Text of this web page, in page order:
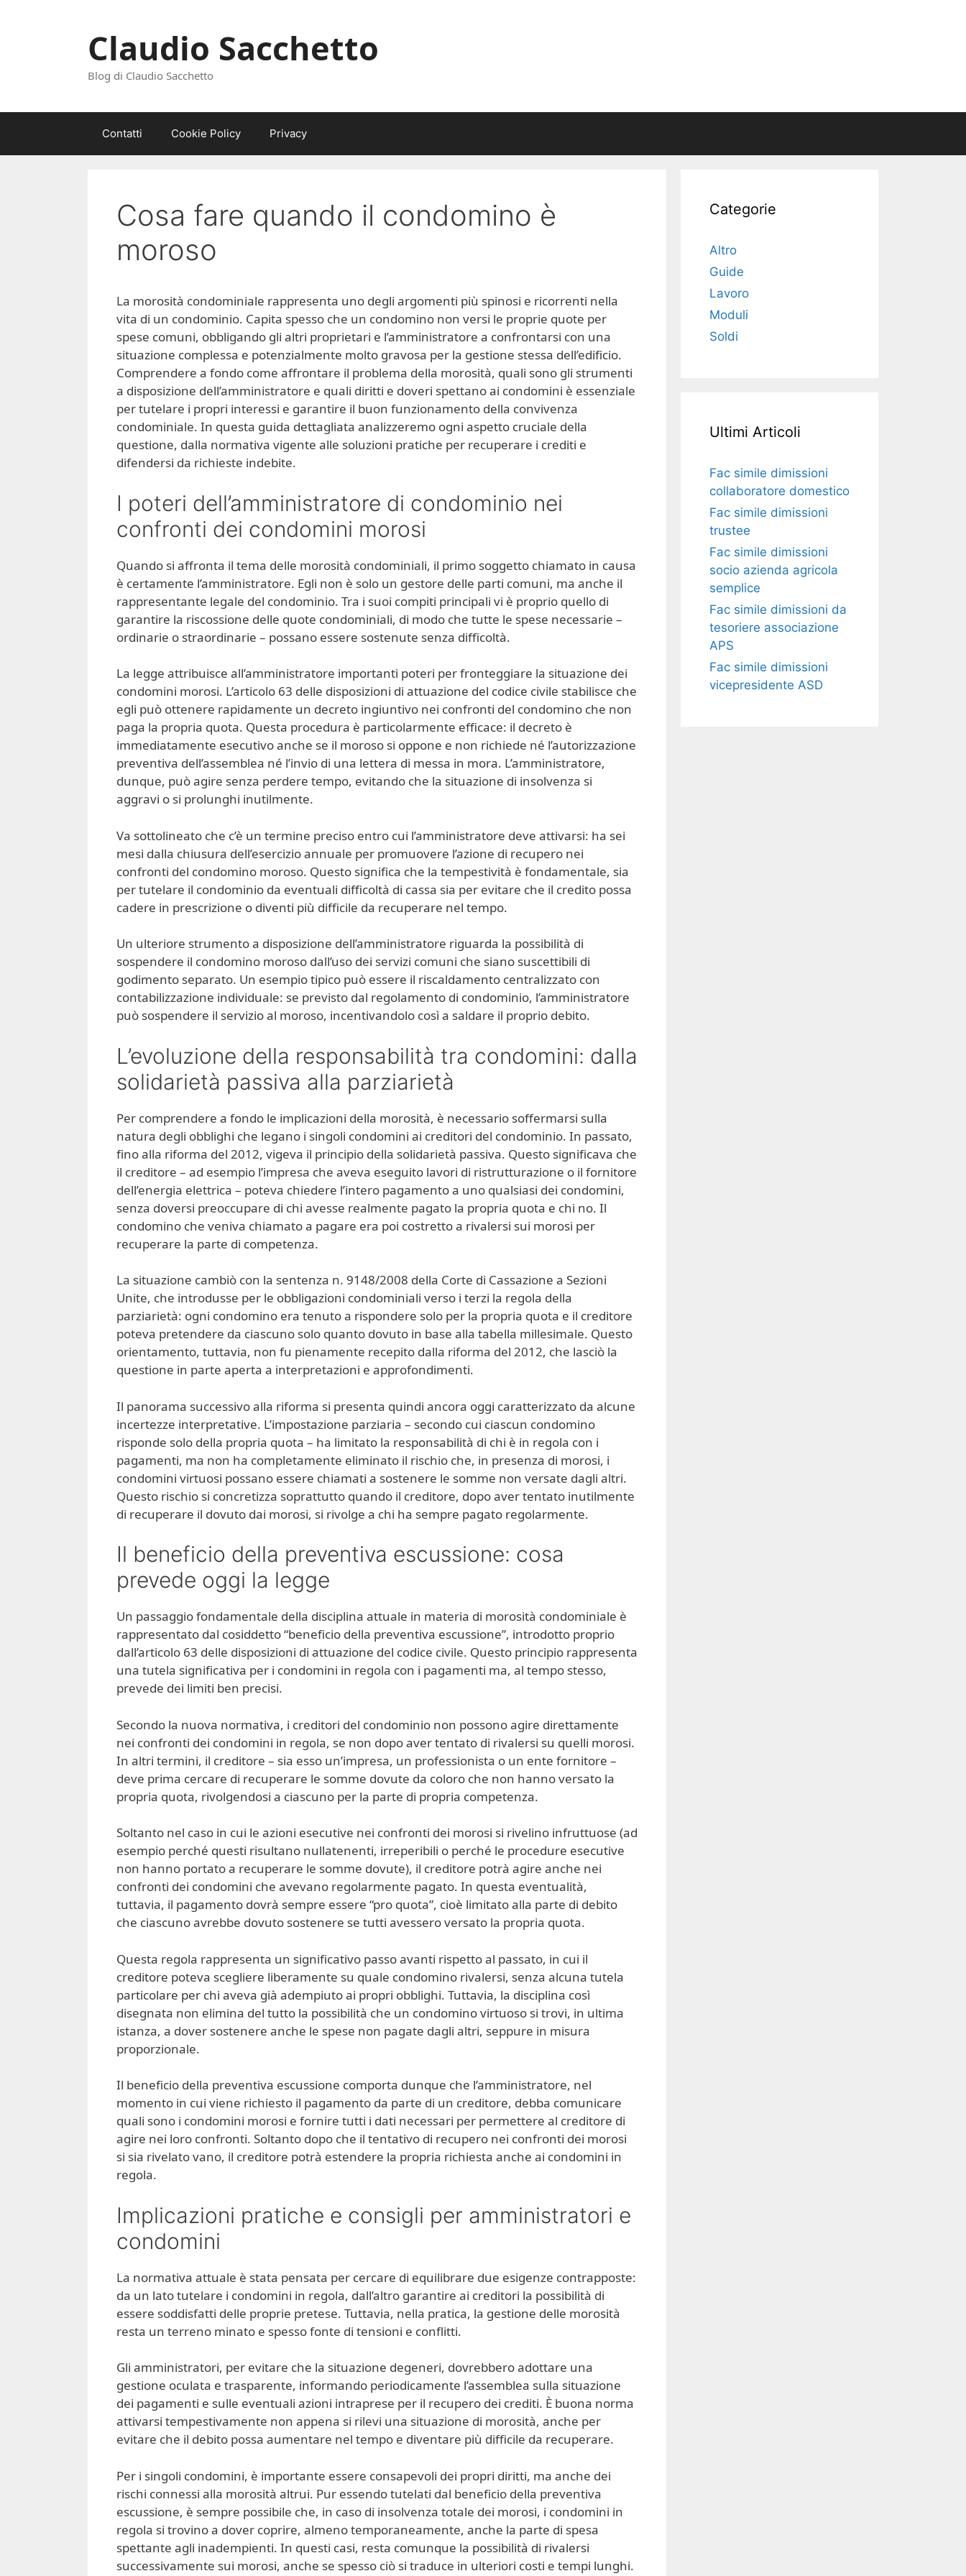
Claudio Sacchetto
Blog di Claudio Sacchetto
Contatti Cookie Policy Privacy
Cosa fare quando il condomino è
moroso
La morosità condominiale rappresenta uno degli argomenti più spinosi e ricorrenti nella
vita di un condominio. Capita spesso che un condomino non versi le proprie quote per
spese comuni, obbligando gli altri proprietari e l’amministratore a confrontarsi con una
situazione complessa e potenzialmente molto gravosa per la gestione stessa dell’edificio.
Comprendere a fondo come affrontare il problema della morosità, quali sono gli strumenti
a disposizione dell’amministratore e quali diritti e doveri spettano ai condomini è essenziale
per tutelare i propri interessi e garantire il buon funzionamento della convivenza
condominiale. In questa guida dettagliata analizzeremo ogni aspetto cruciale della
questione, dalla normativa vigente alle soluzioni pratiche per recuperare i crediti e
difendersi da richieste indebite.
I poteri dell’amministratore di condominio nei
confronti dei condomini morosi
Quando si affronta il tema delle morosità condominiali, il primo soggetto chiamato in causa
è certamente l’amministratore. Egli non è solo un gestore delle parti comuni, ma anche il
rappresentante legale del condominio. Tra i suoi compiti principali vi è proprio quello di
garantire la riscossione delle quote condominiali, di modo che tutte le spese necessarie –
ordinarie o straordinarie – possano essere sostenute senza difficoltà.
La legge attribuisce all’amministratore importanti poteri per fronteggiare la situazione dei
condomini morosi. L’articolo 63 delle disposizioni di attuazione del codice civile stabilisce che
egli può ottenere rapidamente un decreto ingiuntivo nei confronti del condomino che non
paga la propria quota. Questa procedura è particolarmente efficace: il decreto è
immediatamente esecutivo anche se il moroso si oppone e non richiede né l’autorizzazione
preventiva dell’assemblea né l’invio di una lettera di messa in mora. L’amministratore,
dunque, può agire senza perdere tempo, evitando che la situazione di insolvenza si
aggravi o si prolunghi inutilmente.
Va sottolineato che c’è un termine preciso entro cui l’amministratore deve attivarsi: ha sei
mesi dalla chiusura dell’esercizio annuale per promuovere l’azione di recupero nei
confronti del condomino moroso. Questo significa che la tempestività è fondamentale, sia
per tutelare il condominio da eventuali difficoltà di cassa sia per evitare che il credito possa
cadere in prescrizione o diventi più difficile da recuperare nel tempo.
Un ulteriore strumento a disposizione dell’amministratore riguarda la possibilità di
sospendere il condomino moroso dall’uso dei servizi comuni che siano suscettibili di
godimento separato. Un esempio tipico può essere il riscaldamento centralizzato con
contabilizzazione individuale: se previsto dal regolamento di condominio, l’amministratore
può sospendere il servizio al moroso, incentivandolo così a saldare il proprio debito.
L’evoluzione della responsabilità tra condomini: dalla
solidarietà passiva alla parziarietà
Per comprendere a fondo le implicazioni della morosità, è necessario soffermarsi sulla
natura degli obblighi che legano i singoli condomini ai creditori del condominio. In passato,
fino alla riforma del 2012, vigeva il principio della solidarietà passiva. Questo significava che
il creditore – ad esempio l’impresa che aveva eseguito lavori di ristrutturazione o il fornitore
dell’energia elettrica – poteva chiedere l’intero pagamento a uno qualsiasi dei condomini,
senza doversi preoccupare di chi avesse realmente pagato la propria quota e chi no. Il
condomino che veniva chiamato a pagare era poi costretto a rivalersi sui morosi per
recuperare la parte di competenza.
La situazione cambiò con la sentenza n. 9148/2008 della Corte di Cassazione a Sezioni
Unite, che introdusse per le obbligazioni condominiali verso i terzi la regola della
parziarietà: ogni condomino era tenuto a rispondere solo per la propria quota e il creditore
poteva pretendere da ciascuno solo quanto dovuto in base alla tabella millesimale. Questo
orientamento, tuttavia, non fu pienamente recepito dalla riforma del 2012, che lasciò la
questione in parte aperta a interpretazioni e approfondimenti.
Il panorama successivo alla riforma si presenta quindi ancora oggi caratterizzato da alcune
incertezze interpretative. L’impostazione parziaria – secondo cui ciascun condomino
risponde solo della propria quota – ha limitato la responsabilità di chi è in regola con i
pagamenti, ma non ha completamente eliminato il rischio che, in presenza di morosi, i
condomini virtuosi possano essere chiamati a sostenere le somme non versate dagli altri.
Questo rischio si concretizza soprattutto quando il creditore, dopo aver tentato inutilmente
di recuperare il dovuto dai morosi, si rivolge a chi ha sempre pagato regolarmente.
Il beneficio della preventiva escussione: cosa
prevede oggi la legge
Un passaggio fondamentale della disciplina attuale in materia di morosità condominiale è
rappresentato dal cosiddetto “beneficio della preventiva escussione”, introdotto proprio
dall’articolo 63 delle disposizioni di attuazione del codice civile. Questo principio rappresenta
una tutela significativa per i condomini in regola con i pagamenti ma, al tempo stesso,
prevede dei limiti ben precisi.
Secondo la nuova normativa, i creditori del condominio non possono agire direttamente
nei confronti dei condomini in regola, se non dopo aver tentato di rivalersi su quelli morosi.
In altri termini, il creditore – sia esso un’impresa, un professionista o un ente fornitore –
deve prima cercare di recuperare le somme dovute da coloro che non hanno versato la
propria quota, rivolgendosi a ciascuno per la parte di propria competenza.
Soltanto nel caso in cui le azioni esecutive nei confronti dei morosi si rivelino infruttuose (ad
esempio perché questi risultano nullatenenti, irreperibili o perché le procedure esecutive
non hanno portato a recuperare le somme dovute), il creditore potrà agire anche nei
confronti dei condomini che avevano regolarmente pagato. In questa eventualità,
tuttavia, il pagamento dovrà sempre essere “pro quota”, cioè limitato alla parte di debito
che ciascuno avrebbe dovuto sostenere se tutti avessero versato la propria quota.
Questa regola rappresenta un significativo passo avanti rispetto al passato, in cui il
creditore poteva scegliere liberamente su quale condomino rivalersi, senza alcuna tutela
particolare per chi aveva già adempiuto ai propri obblighi. Tuttavia, la disciplina così
disegnata non elimina del tutto la possibilità che un condomino virtuoso si trovi, in ultima
istanza, a dover sostenere anche le spese non pagate dagli altri, seppure in misura
proporzionale.
Il beneficio della preventiva escussione comporta dunque che l’amministratore, nel
momento in cui viene richiesto il pagamento da parte di un creditore, debba comunicare
quali sono i condomini morosi e fornire tutti i dati necessari per permettere al creditore di
agire nei loro confronti. Soltanto dopo che il tentativo di recupero nei confronti dei morosi
si sia rivelato vano, il creditore potrà estendere la propria richiesta anche ai condomini in
regola.
Implicazioni pratiche e consigli per amministratori e
condomini
La normativa attuale è stata pensata per cercare di equilibrare due esigenze contrapposte:
da un lato tutelare i condomini in regola, dall’altro garantire ai creditori la possibilità di
essere soddisfatti delle proprie pretese. Tuttavia, nella pratica, la gestione delle morosità
resta un terreno minato e spesso fonte di tensioni e conflitti.
Gli amministratori, per evitare che la situazione degeneri, dovrebbero adottare una
gestione oculata e trasparente, informando periodicamente l’assemblea sulla situazione
dei pagamenti e sulle eventuali azioni intraprese per il recupero dei crediti. È buona norma
attivarsi tempestivamente non appena si rilevi una situazione di morosità, anche per
evitare che il debito possa aumentare nel tempo e diventare più difficile da recuperare.
Per i singoli condomini, è importante essere consapevoli dei propri diritti, ma anche dei
rischi connessi alla morosità altrui. Pur essendo tutelati dal beneficio della preventiva
escussione, è sempre possibile che, in caso di insolvenza totale dei morosi, i condomini in
regola si trovino a dover coprire, almeno temporaneamente, anche la parte di spesa
spettante agli inadempienti. In questi casi, resta comunque la possibilità di rivalersi
successivamente sui morosi, anche se spesso ciò si traduce in ulteriori costi e tempi lunghi.
Categorie
Altro
Guide
Lavoro
Moduli
Soldi
Ultimi Articoli
Fac simile dimissioni
collaboratore domestico​​​
Fac simile dimissioni
trustee​​​
Fac simile ​dimissioni
socio azienda agricola
semplice​​​
Fac simile dimissioni da
tesoriere associazione
APS​​
Fac simile dimissioni
vicepresidente ASD​​